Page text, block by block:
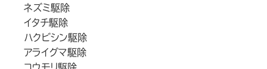
ネズミ駆除
イタチ駆除
ハクビシン駆除
アライグマ駆除
コウモリ駆除